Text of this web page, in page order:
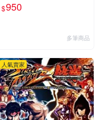
特典卡齊全
$950
多筆商品
人氣賣家